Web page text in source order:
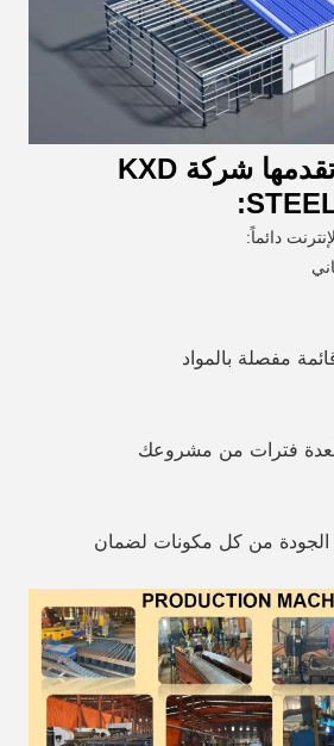
الخدمات التي تقدمها شركة KXD
دائماً:
مفصلة بالمواد
فترات من مشروعك